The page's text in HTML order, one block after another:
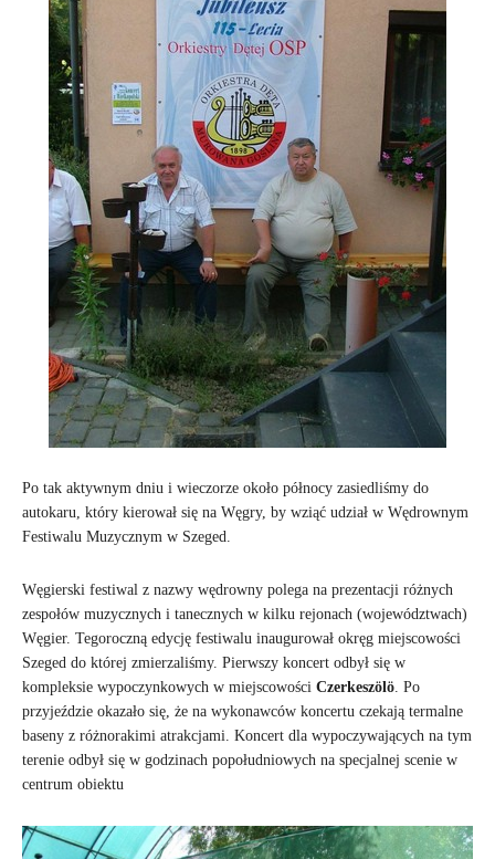
Po tak aktywnym dniu i wieczorze około północy zasiedliśmy do
autokaru, który kierował się na Węgry, by wziąć udział w Wędrownym
Festiwalu Muzycznym w Szeged.
Węgierski festiwal z nazwy wędrowny polega na prezentacji różnych
zespołów muzycznych i tanecznych w kilku rejonach (województwach)
Węgier. Tegoroczną edycję festiwalu inaugurował okręg miejscowości
Szeged do której zmierzaliśmy. Pierwszy koncert odbył się w
kompleksie wypoczynkowych w miejscowości Czerkeszölö . Po
przyjeździe okazało się, że na wykonawców koncertu czekają termalne
baseny z różnorakimi atrakcjami. Koncert dla wypoczywających na tym
terenie odbył się w godzinach popołudniowych na specjalnej scenie w
centrum obiektu